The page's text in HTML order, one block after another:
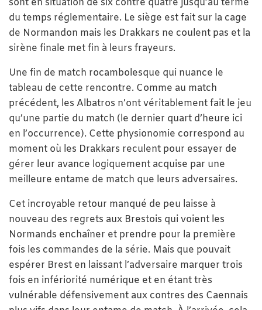
sont en situation de six contre quatre jusqu’au terme
du temps réglementaire. Le siège est fait sur la cage
de Normandon mais les Drakkars ne coulent pas et la
sirène finale met fin à leurs frayeurs.
Une fin de match rocambolesque qui nuance le
tableau de cette rencontre. Comme au match
précédent, les Albatros n’ont véritablement fait le jeu
qu’une partie du match (le dernier quart d’heure ici
en l’occurrence). Cette physionomie correspond au
moment où les Drakkars reculent pour essayer de
gérer leur avance logiquement acquise par une
meilleure entame de match que leurs adversaires.
Cet incroyable retour manqué de peu laisse à
nouveau des regrets aux Brestois qui voient les
Normands enchaîner et prendre pour la première
fois les commandes de la série. Mais que pouvait
espérer Brest en laissant l’adversaire marquer trois
fois en infériorité numérique et en étant très
vulnérable défensivement aux contres des Caennais